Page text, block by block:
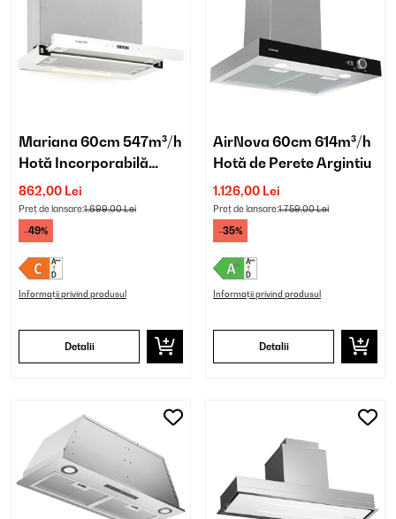
Mariana 60cm 547m³/h
Hotă Incorporabilă
Telescopică Albă
862,00 Lei
Preț de lansare:1.699,00 Lei
-49%
Informații privind produsul
Detalii
AirNova 60cm 614m³/h
Hotă de Perete Argintiu
1.126,00 Lei
Preț de lansare:1.759,00 Lei
-35%
Informații privind produsul
Detalii